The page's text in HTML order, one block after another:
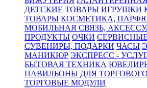
ДЕТСКИЕ ТОВАРЫ ИГРУШКИ
ТОВАРЫ КОСМЕТИКА,
МОБИЛЬНАЯ СВЯЗЬ,
ПРОДУКТЫ ОЧКИ
СУВЕНИРЫ, ПОДАРКИ ЧАСЫ
МАНИКЮР ЭКСПРЕСС -
БЫТОВАЯ ТЕХНИКА
ПАВИЛЬОНЫ ДЛЯ
ТОРГОВЫЕ МОДУЛИ